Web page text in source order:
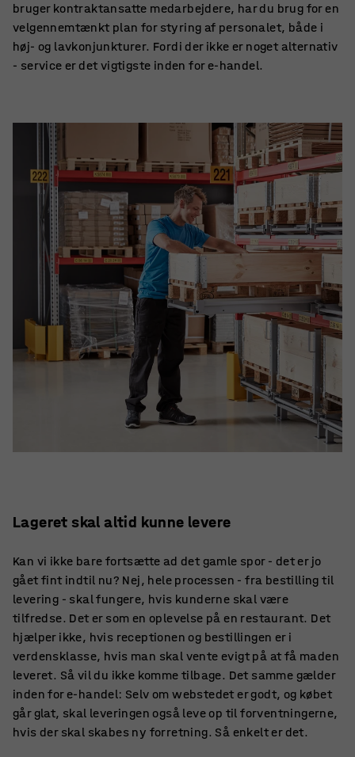
bruger kontraktansatte medarbejdere, har du brug for en
velgennemtænkt plan for styring af personalet, både i
høj- og lavkonjunkturer. Fordi der ikke er noget alternativ
- service er det vigtigste inden for e-handel.
Lageret skal altid kunne levere
Kan vi ikke bare fortsætte ad det gamle spor - det er jo
gået fint indtil nu? Nej, hele processen - fra bestilling til
levering - skal fungere, hvis kunderne skal være
tilfredse. Det er som en oplevelse på en restaurant. Det
hjælper ikke, hvis receptionen og bestillingen er i
verdensklasse, hvis man skal vente evigt på at få maden
leveret. Så vil du ikke komme tilbage. Det samme gælder
inden for e-handel: Selv om webstedet er godt, og købet
går glat, skal leveringen også leve op til forventningerne,
hvis der skal skabes ny forretning. Så enkelt er det.